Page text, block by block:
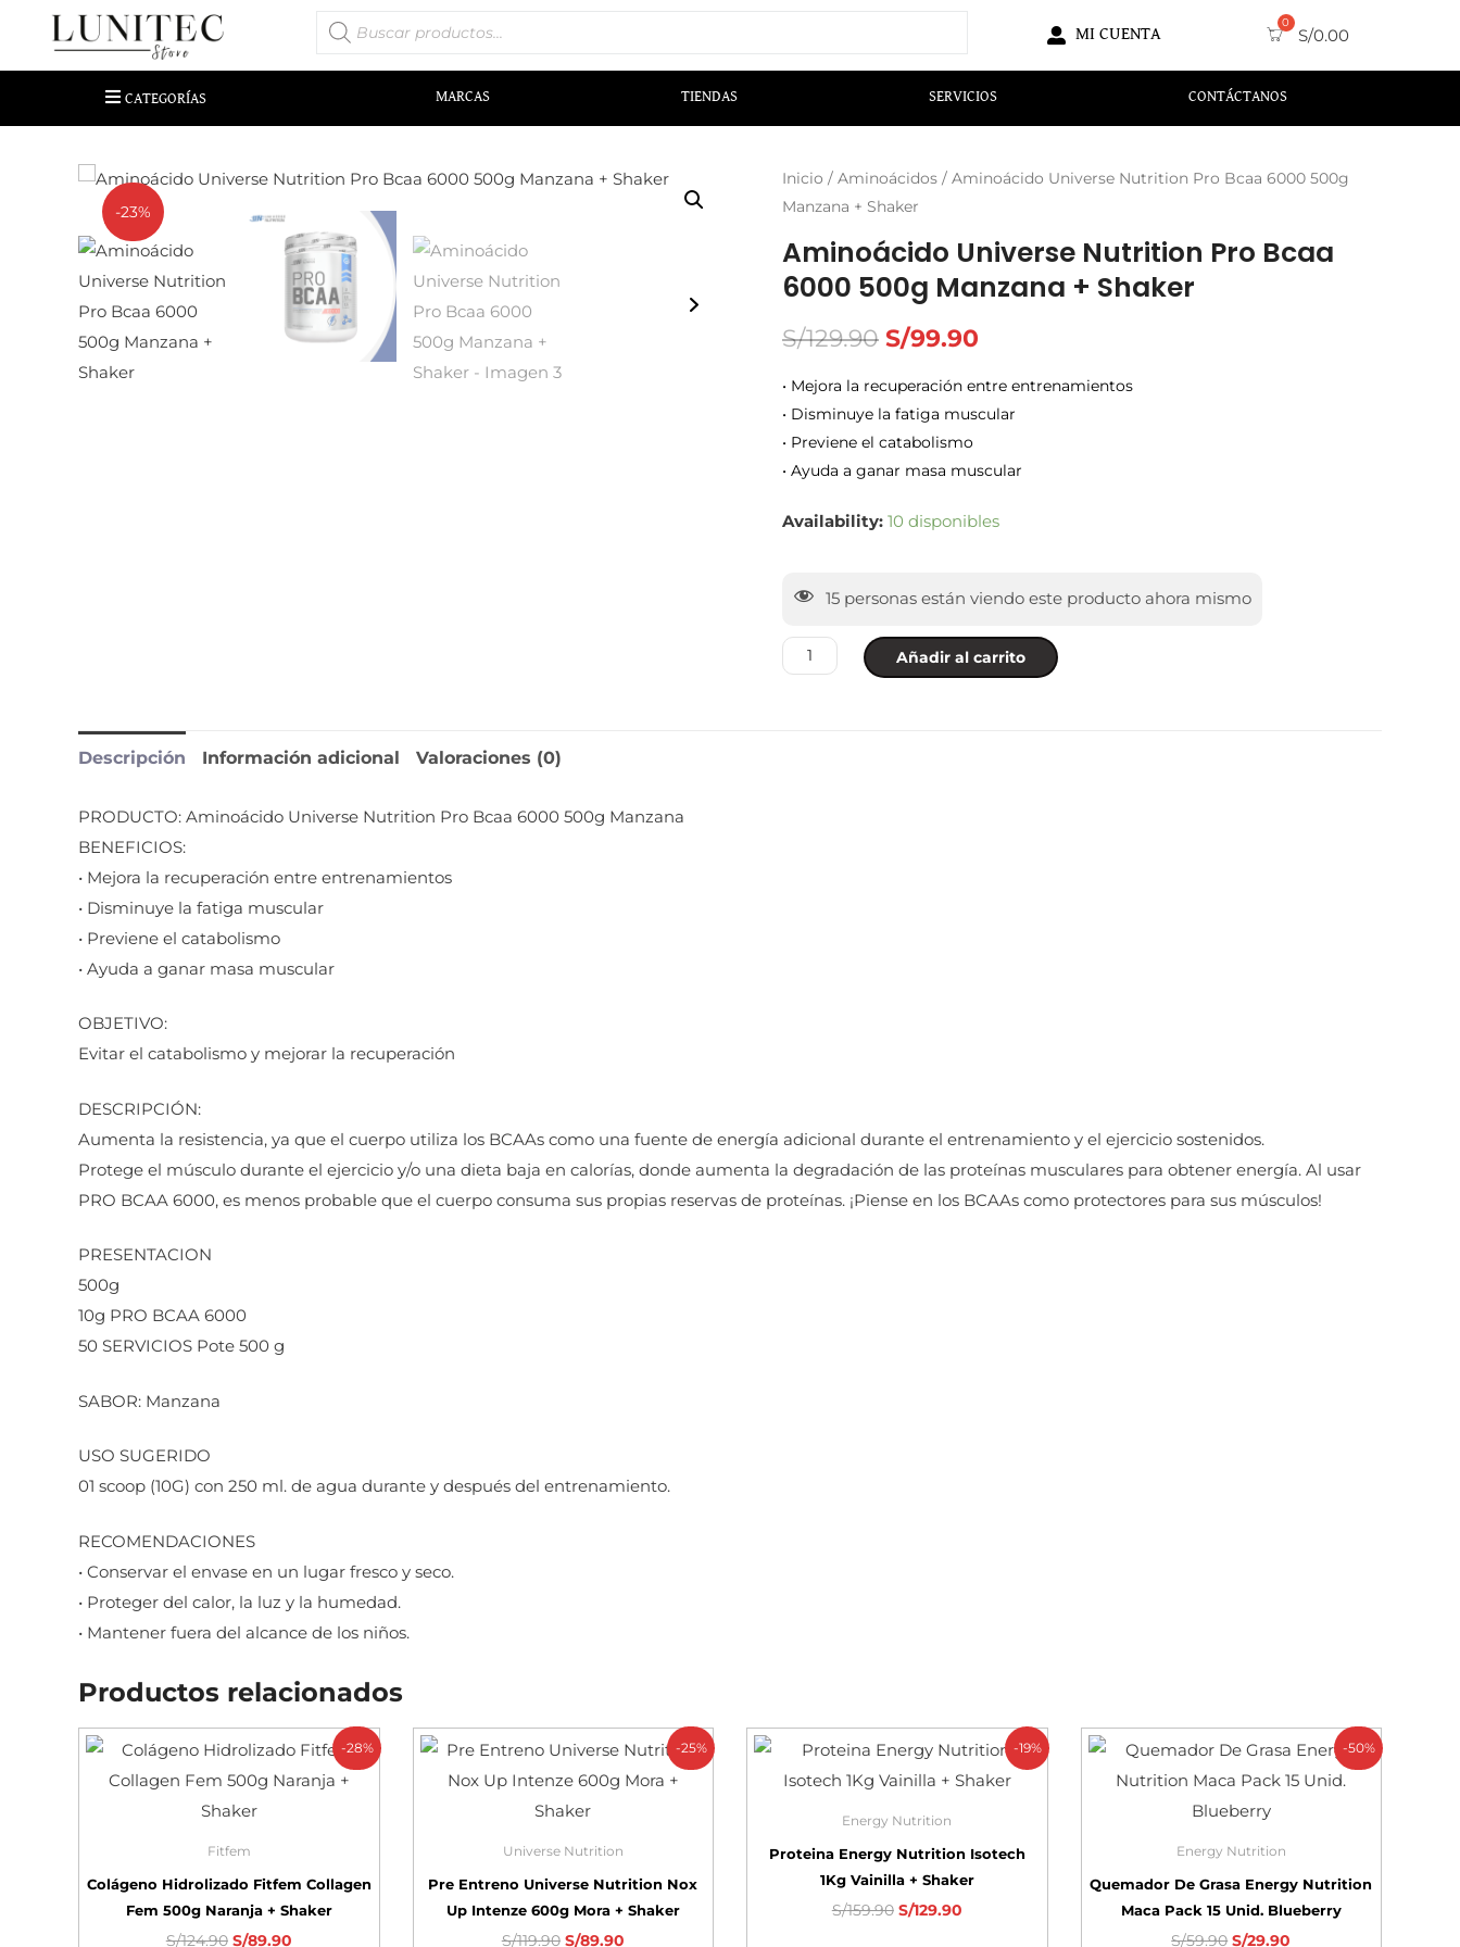
MI CUENTA S/0.00
CATEGORÍAS MARCAS TIENDAS SERVICIOS CONTÁCTANOS
-23%
Inicio / Aminoácidos / Aminoácido Universe Nutrition Pro Bcaa 6000 500g
Manzana + Shaker
Aminoácido Universe Nutrition Pro Bcaa
6000 500g Manzana + Shaker
S/129.90 S/99.90
• Mejora la recuperación entre entrenamientos
• Disminuye la fatiga muscular
• Previene el catabolismo
• Ayuda a ganar masa muscular
Availability: 10 disponibles
15 personas están viendo este producto ahora mismo
Añadir al carrito
Descripción Información adicional Valoraciones (0)
PRODUCTO: Aminoácido Universe Nutrition Pro Bcaa 6000 500g Manzana
BENEFICIOS:
• Mejora la recuperación entre entrenamientos
• Disminuye la fatiga muscular
• Previene el catabolismo
• Ayuda a ganar masa muscular
OBJETIVO:
Evitar el catabolismo y mejorar la recuperación
DESCRIPCIÓN:
Aumenta la resistencia, ya que el cuerpo utiliza los BCAAs como una fuente de energía adicional durante el entrenamiento y el ejercicio sostenidos.
Protege el músculo durante el ejercicio y/o una dieta baja en calorías, donde aumenta la degradación de las proteínas musculares para obtener energía. Al usar
PRO BCAA 6000, es menos probable que el cuerpo consuma sus propias reservas de proteínas. ¡Piense en los BCAAs como protectores para sus músculos!
PRESENTACION
500g
10g PRO BCAA 6000
50 SERVICIOS Pote 500 g
SABOR: Manzana
USO SUGERIDO
01 scoop (10G) con 250 ml. de agua durante y después del entrenamiento.
RECOMENDACIONES
• Conservar el envase en un lugar fresco y seco.
• Proteger del calor, la luz y la humedad.
• Mantener fuera del alcance de los niños.
Productos relacionados
-28%
Fitfem
Colágeno Hidrolizado Fitfem Collagen
Fem 500g Naranja + Shaker
S/124.90 S/89.90
-25%
Universe Nutrition
Pre Entreno Universe Nutrition Nox
Up Intenze 600g Mora + Shaker
S/119.90 S/89.90
-19%
Energy Nutrition
Proteina Energy Nutrition Isotech
1Kg Vainilla + Shaker
S/159.90 S/129.90
-50%
Energy Nutrition
Quemador De Grasa Energy Nutrition
Maca Pack 15 Unid. Blueberry
S/59.90 S/29.90